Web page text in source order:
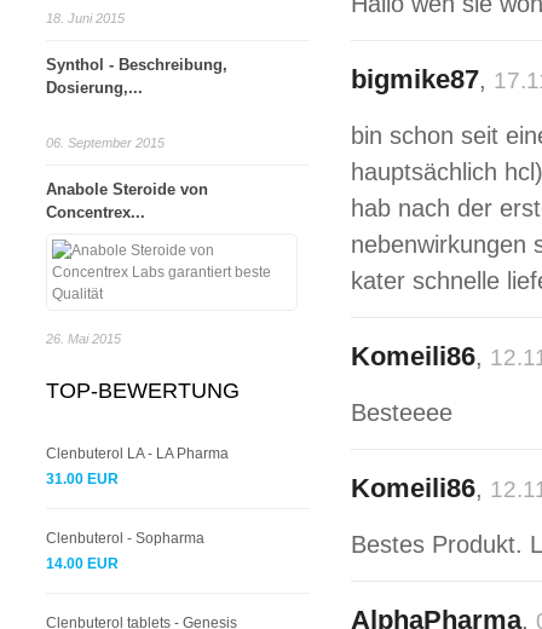
bigmike87,
bin schon seit
hauptsächlich
hab nach der
nebenwirkungen
kater schnelle
Komeili86,
Besteeee
Komeili86,
Bestes Produkt.
AlphaPharma,
18. Juni 2015
Synthol - Beschreibung,
Dosierung,...
06. September 2015
Anabole Steroide von
Concentrex...
26. Mai 2015
TOP-BEWERTUNG
Clenbuterol LA - LA Pharma
31.00 EUR
Clenbuterol - Sopharma
14.00 EUR
Clenbuterol tablets - Genesis